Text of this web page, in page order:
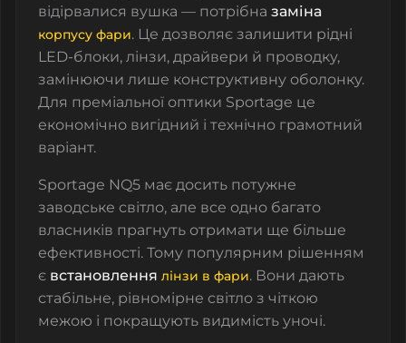
відірвалися вушка — потрібна заміна
корпусу фари. Це дозволяє залишити рідні
LED-блоки, лінзи, драйвери й проводку,
замінюючи лише конструктивну оболонку.
Для преміальної оптики Sportage це
економічно вигідний і технічно грамотний
варіант.
Sportage NQ5 має досить потужне
заводське світло, але все одно багато
власників прагнуть отримати ще більше
ефективності. Тому популярним рішенням
є встановлення лінзи в фари. Вони дають
стабільне, рівномірне світло з чіткою
межою і покращують видимість уночі.